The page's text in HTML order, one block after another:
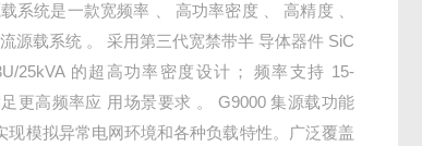
系统是一款宽频率 、 高功率密度 、 高精度 、
源载系统 。 采用第三代宽禁带半 导体器件 SiC
25kVA 的超高功率密度设计； 频率支持 15-
更高频率应 用场景要求 。 G9000 集源载功能
现模拟异常电网环境和各种负载特性。广泛覆盖